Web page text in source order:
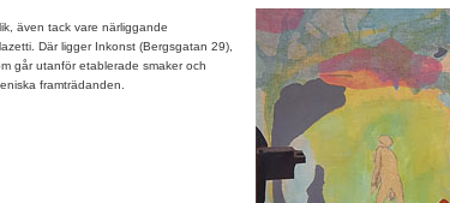
även tack vare närliggande
Där ligger Inkonst (Bergsgatan 29),
går utanför etablerade smaker och
framträdanden.